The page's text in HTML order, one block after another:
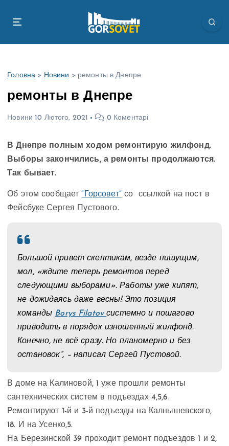
Головна > Новини > ремонты в Днепре
ремонты в Днепре
Новини 10 Лютого, 2021 0 Коментарі
В Днепре полным ходом ремонтирую жилфонд.
Выборы закончились, а ремонты продолжаются.
Так бывает.
Об этом сообщает“Горсовет” со ссылкой на пост в
Фейсбуке Сергея Пустового.
Большой привет скептикам, везде пишущим,
мол, «ждите теперь ремонтов перед
следующими выборами». Работы уже кипят,
не дожидаясь даже весны! Это позиция
команды Borys Filatovсистемно и пошагово
приводить в порядок изношенный жилфонд.
Конечно, не всё сразу. Но планомерно и без
остановок”, – написал Сергей Пустовой.
В доме на Калиновой, 1 уже прошли ремонты
сантехнических систем в подъездах 4,5,6.
Ремонтируют 1-й и 3-й подъезды на Калнышевского,
18. И на Усенко,5.
На Березинской 39 проходит ремонт подъездов 1 и 2,